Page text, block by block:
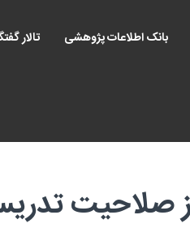
بانک اطلاعات پژوهشی تالار
صلاحیت